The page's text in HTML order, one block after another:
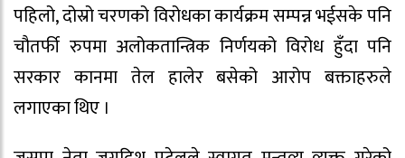
पहिलो, दोस्रो चरणको विरोधका कार्यक्रम सम्पन्न भईसके पनि
चौतर्फी रुपमा अलोकतान्त्रिक निर्णयको विरोध हुँदा पनि
सरकार कानमा तेल हालेर बसेको आरोप बक्ताहरुले
लगाएका थिए ।